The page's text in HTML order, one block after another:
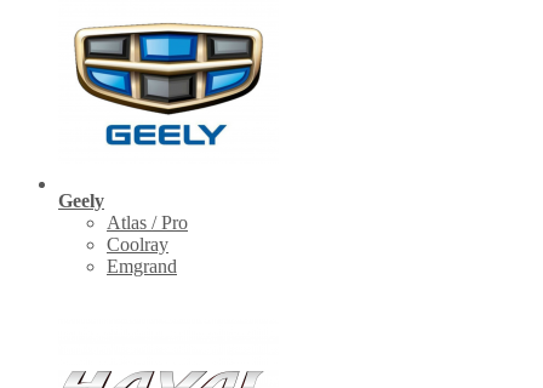
Geely
Atlas / Pro
Coolray
Emgrand